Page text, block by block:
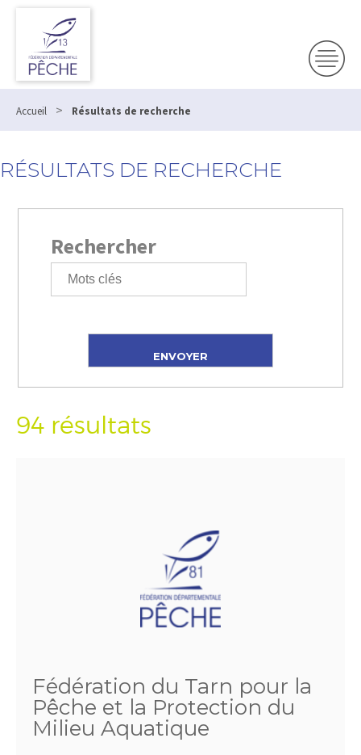
Accueil > Résultats de recherche
RÉSULTATS DE RECHERCHE
Rechercher
94 résultats
Fédération du Tarn pour la
Pêche et la Protection du
Milieu Aquatique